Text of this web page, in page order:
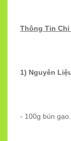
Thông Tin Chi
1) Nguyên
- 100g bún gạo.